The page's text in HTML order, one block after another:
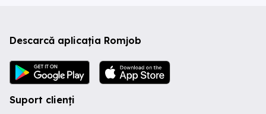
Descarcă aplicația Romjob
Suport clienți